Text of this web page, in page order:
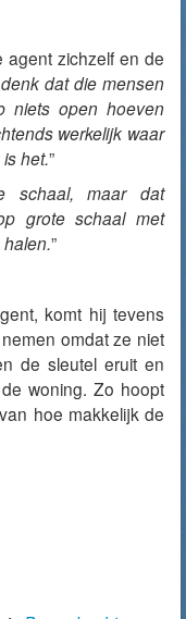
agent zichzelf en de
dat die mensen
open hoeven
werkelijk waar
het.”
schaal, maar dat
grote schaal met
”
komt hij tevens
omdat ze niet
de sleutel eruit en
woning. Zo hoopt
hoe makkelijk de